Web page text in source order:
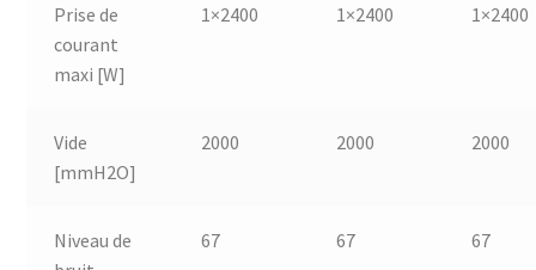
Prise de
courant
maxi [W]
1×2400 1×2400 1×2400
Vide
[mmH2O]
2000 2000 2000
Niveau de
67 67 67